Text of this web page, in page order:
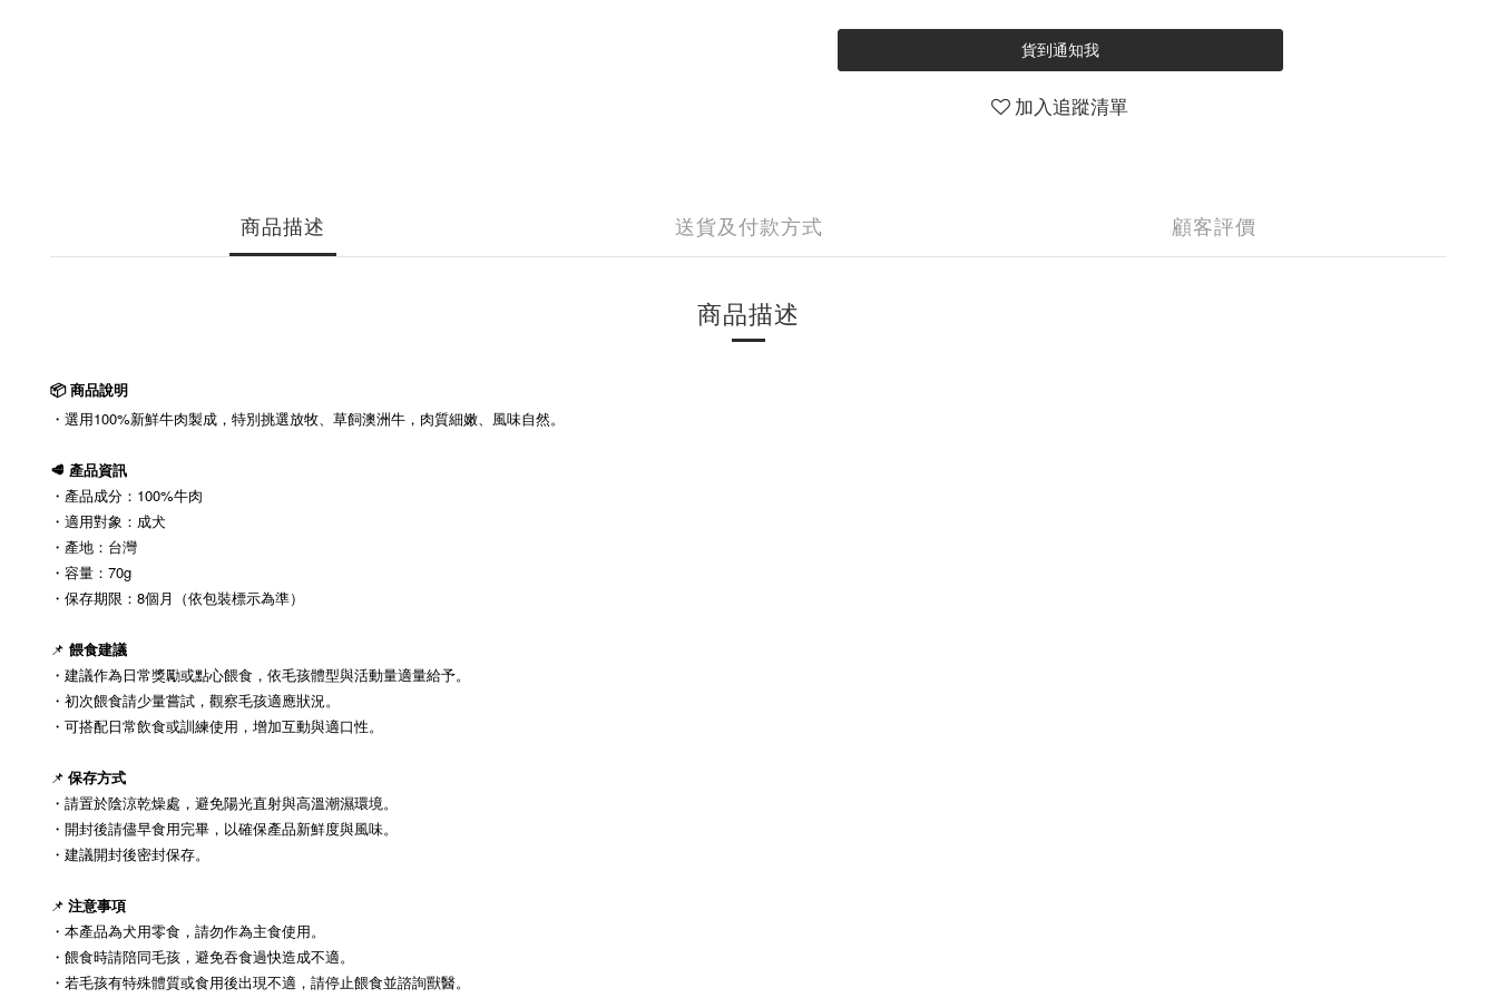
貨到通知我
加入追蹤清單
商品描述 送貨及付款方式 顧客評價
商品描述
📦 商品說明
・選用100%新鮮牛肉製成，特別挑選放牧、草飼澳洲牛，肉質細嫩、風味自然。
🥩 產品資訊
・產品成分：100%牛肉
・ 適用對象：成犬
・ 產地：台灣
・ 容量：70g
・保存期限：8個月（依包裝標示為準）
📌 餵食建議
・ 建議作為日常獎勵或點心餵食，依毛孩體型與活動量適量給予。
・ 初次餵食請少量嘗試，觀察毛孩適應狀況。
・ 可搭配日常飲食或訓練使用，增加互動與適口性。
📌 保存方式
・ 請置於陰涼乾燥處，避免陽光直射與高溫潮濕環境。
・ 開封後請儘早食用完畢，以確保產品新鮮度與風味。
・ 建議開封後密封保存。
📌 注意事項
・ 本產品為犬用零食，請勿作為主食使用。
・ 餵食時請陪同毛孩，避免吞食過快造成不適。
・ 若毛孩有特殊體質或食用後出現不適，請停止餵食並諮詢獸醫。